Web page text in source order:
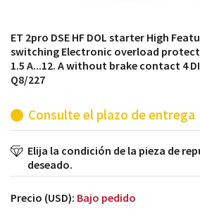
ET 2pro DSE HF DOL starter High
switching Electronic overload
1.5 A...12. A without brake contact 4
Q8/227
Consulte el plazo de entrega
Elija la condición de la pieza de
deseado.
Precio (USD): Bajo pedido